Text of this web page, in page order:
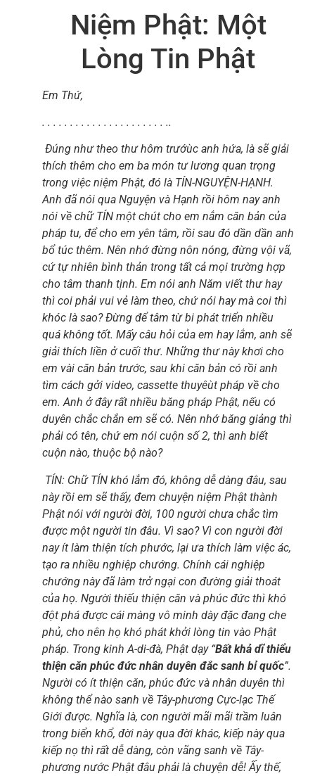
Niệm Phật: Một
Lòng Tin Phật
Em Thứ,
. . . . . . . . . . . . . . . . . . . . . . ..
Đúng như theo thư hôm trướùc anh hứa, là sẽ giải
thích thêm cho em ba món tư lương quan trọng
trong việc niệm Phật, đó là TÍN-NGUYỆN-HẠNH.
Anh đã nói qua Nguyện và Hạnh rồi hôm nay anh
nói về chữ TÍN một chút cho em nắm căn bản của
pháp tu, để cho em yên tâm, rồi sau đó dần dần anh
bổ túc thêm. Nên nhớ đừng nôn nóng, đừng vội vã,
cứ tự nhiên bình thản trong tất cả mọi trường hợp
cho tâm thanh tịnh. Em nói anh Năm viết thư hay
thì coi phải vui vẻ làm theo, chứ nói hay mà coi thì
khóc là sao? Đừng để tâm từ bi phát triển nhiều
quá không tốt. Mấy câu hỏi của em hay lắm, anh sẽ
giải thích liền ở cuối thư. Những thư này khơi cho
em vài căn bản trước, sau khi căn bản có rồi anh
tìm cách gởi video, cassette thuyêùt pháp về cho
em. Anh ở đây rất nhiều băng pháp Phật, nếu có
duyên chắc chắn em sẽ có. Nên nhớ băng giảng thì
phải có tên, chứ em nói cuộn số 2, thì anh biết
cuộn nào, thuộc bộ nào?
TÍN: Chữ TÍN khó lắm đó, không dễ dàng đâu, sau
này rồi em sẽ thấy, đem chuyện niệm Phật thành
Phật nói với người đời, 100 người chưa chắc tìm
được một người tin đâu. Vì sao? Vì con người đời
nay ít làm thiện tích phước, lại ưa thích làm việc ác,
tạo ra nhiều nghiệp chướng. Chính cái nghiệp
chướng này đã làm trở ngại con đường giải thoát
của họ. Người thiếu thiện căn và phúc đức thì khó
đột phá được cái màng vô minh dày đặc đang che
phủ, cho nên họ khó phát khởi lòng tin vào Phật
pháp. Trong kinh A-di-đà, Phật dạy “Bất khả dĩ thiểu
thiện căn phúc đức nhân duyên đắc sanh bỉ quốc”.
Người có ít thiện căn, phúc đức và nhân duyên thì
không thể nào sanh về Tây-phương Cực-lạc Thế
Giới được. Nghĩa là, con người mãi mãi trầm luân
trong biển khổ, đời này qua đời khác, kiếp này qua
kiếp nọ thì rất dễ dàng, còn vãng sanh về Tây-
phương nước Phật đâu phải là chuyện dễ! Ấy thế,